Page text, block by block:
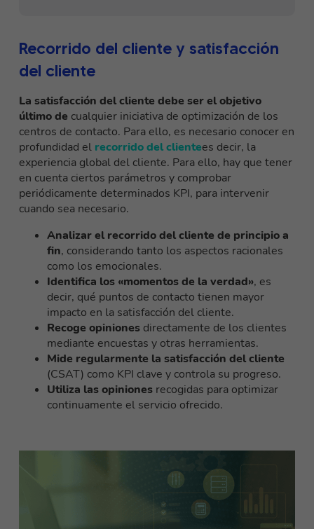
Recorrido del cliente y satisfacción
del cliente
La satisfacción del cliente debe ser el objetivo
último de cualquier iniciativa de optimización de los
centros de contacto. Para ello, es necesario conocer en
profundidad el recorrido del clientees decir, la
experiencia global del cliente. Para ello, hay que tener
en cuenta ciertos parámetros y comprobar
periódicamente determinados KPI, para intervenir
cuando sea necesario.
Analizar el recorrido del cliente de principio a
fin, considerando tanto los aspectos racionales
como los emocionales.
Identifica los «momentos de la verdad», es
decir, qué puntos de contacto tienen mayor
impacto en la satisfacción del cliente.
Recoge opiniones directamente de los clientes
mediante encuestas y otras herramientas.
Mide regularmente la satisfacción del cliente
(CSAT) como KPI clave y controla su progreso.
Utiliza las opiniones recogidas para optimizar
continuamente el servicio ofrecido.